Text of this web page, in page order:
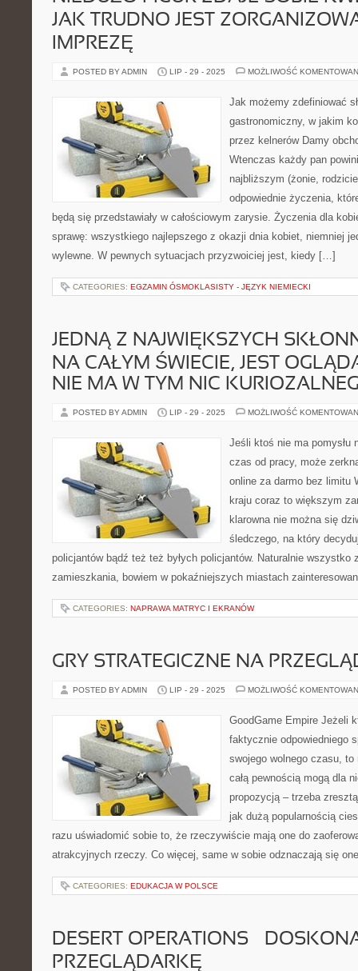
JAK TRUDNO JEST
IMPREZĘ
POSTED BY ADMIN LIP - 29 - 2025 MOŻLIWOŚĆ
Jak możemy zdefiniować
gastronomiczny, w jakim
przez kelnerów Damy
Wtenczas każdy pan
najbliższym (żonie,
odpowiednie życzenia,
będą się przedstawiały w całościowym zarysie. Życzenia dla
sprawę: wszystkiego najlepszego z okazji dnia kobiet, niemniej
wylewne. W pewnych sytuacjach przyzwoiciej jest, kiedy […]
CATEGORIES: EGZAMIN ÓSMOKLASISTY - JĘZYK NIEMIECKI
JEDNĄ Z NAJWIĘKSZYCH
NA CAŁYM ŚWIECIE, JEST
NIE MA W TYM NIC
POSTED BY ADMIN LIP - 29 - 2025 MOŻLIWOŚĆ
Jeśli ktoś nie ma pomysłu
czas od pracy, może
online za darmo bez limitu
kraju coraz to większym
klarowna nie można się
śledczego, na który
policjantów bądź też też byłych policjantów. Naturalnie wszystko
zamieszkania, bowiem w pokaźniejszych miastach
CATEGORIES: NAPRAWA MATRYC I EKRANÓW
GRY STRATEGICZNE NA
POSTED BY ADMIN LIP - 29 - 2025 MOŻLIWOŚĆ
GoodGame Empire Jeżeli
faktycznie odpowiedniego
swojego wolnego czasu,
całą pewnością mogą dla
propozycją – trzeba
jak dużą popularnością
razu uświadomić sobie to, że rzeczywiście mają one do
atrakcyjnych rzeczy. Co więcej, same w sobie odznaczają się
CATEGORIES: EDUKACJA W POLSCE
DESERT OPERATIONS –
PRZEGLĄDARKĘ